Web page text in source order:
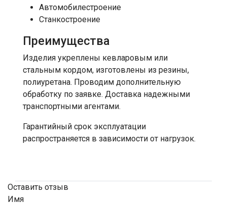
Автомобилестроение
Станкостроение
Преимущества
Изделия укреплены кевларовым или
стальным кордом, изготовлены из резины,
полиуретана. Проводим дополнительную
обработку по заявке. Доставка надежными
транспортными агентами.
Гарантийный срок эксплуатации
распространяется в зависимости от нагрузок.
Оставить отзыв
Имя